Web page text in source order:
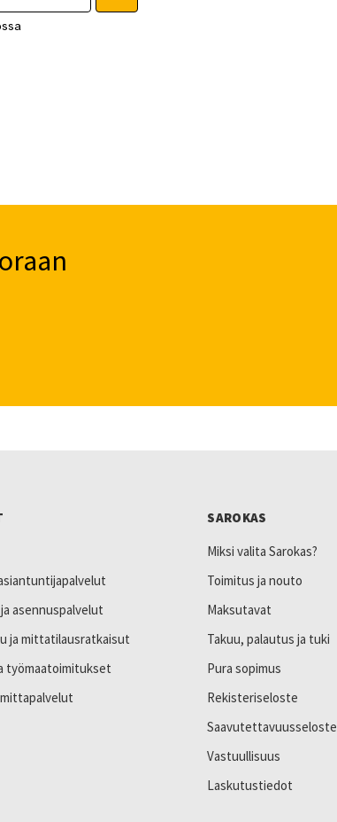
asennuspalvelut
ja mittatilausratkaisut
työmaatoimitukset
SAROKAS
Miksi valita Sarokas?
Toimitus ja nouto
Maksutavat
Takuu, palautus ja tuki
Pura sopimus
Rekisteriseloste
Saavutettavuusseloste
Vastuullisuus
Laskutustiedot